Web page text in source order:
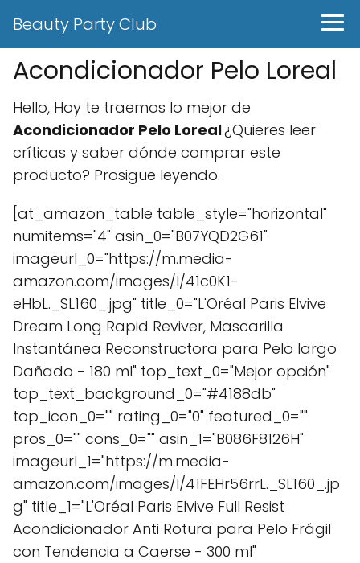
Beauty Party Club
Acondicionador Pelo Loreal
Hello, Hoy te traemos lo mejor de
Acondicionador Pelo Loreal.¿Quieres leer
críticas y saber dónde comprar este
producto? Prosigue leyendo.
[at_amazon_table table_style="horizontal"
numitems="4" asin_0="B07YQD2G61"
imageurl_0="https://m.media-
amazon.com/images/I/41c0K1-
eHbL._SL160_.jpg" title_0="L'Oréal Paris Elvive
Dream Long Rapid Reviver, Mascarilla
Instantánea Reconstructora para Pelo largo
Dañado - 180 ml" top_text_0="Mejor opción"
top_text_background_0="#4188db"
top_icon_0="" rating_0="0" featured_0=""
pros_0="" cons_0="" asin_1="B086F8126H"
imageurl_1="https://m.media-
amazon.com/images/I/41FEHr56rrL._SL160_.jp
g" title_1="L'Oréal Paris Elvive Full Resist
Acondicionador Anti Rotura para Pelo Frágil
con Tendencia a Caerse - 300 ml"